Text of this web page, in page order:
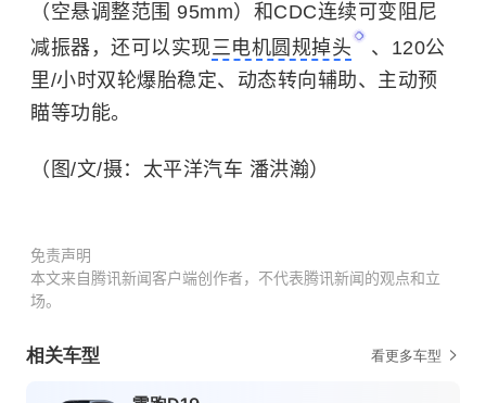
（空悬调整范围 95mm）和CDC连续可变阻尼
减振器，还可以实现三电机圆规掉头
、120公
里/小时双轮爆胎稳定、动态转向辅助、主动预
瞄等功能。
（图/文/摄：太平洋汽车 潘洪瀚）
免责声明
本文来自腾讯新闻客户端创作者，不代表腾讯新闻的观点和立
场。